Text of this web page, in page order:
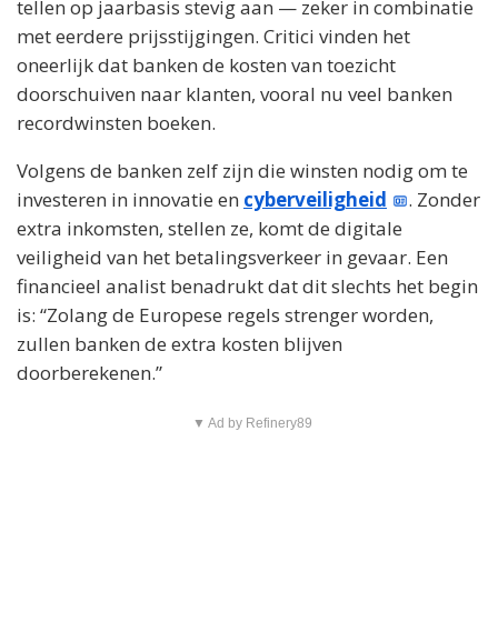
tellen op jaarbasis stevig aan — zeker in combinatie
met eerdere prijsstijgingen. Critici vinden het
oneerlijk dat banken de kosten van toezicht
doorschuiven naar klanten, vooral nu veel banken
recordwinsten boeken.
Volgens de banken zelf zijn die winsten nodig om te
investeren in innovatie en cyberveiligheid
. Zonder
extra inkomsten, stellen ze, komt de digitale
veiligheid van het betalingsverkeer in gevaar. Een
financieel analist benadrukt dat dit slechts het begin
is: “Zolang de Europese regels strenger worden,
zullen banken de extra kosten blijven
doorberekenen.”
▼ Ad by Refinery89